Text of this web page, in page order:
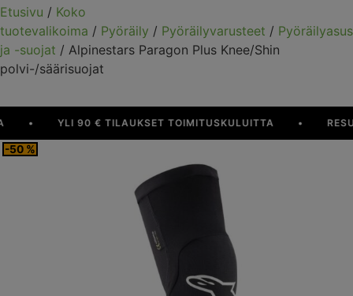
Etusivu / Koko
tuotevalikoima / Pyöräily / Pyöräilyvarusteet /
ja -suojat / Alpinestars Paragon Plus Knee/Shin
polvi-/säärisuojat
YLI 90 € TILAUKSET TOIMITUSKULUITTA
-50 %